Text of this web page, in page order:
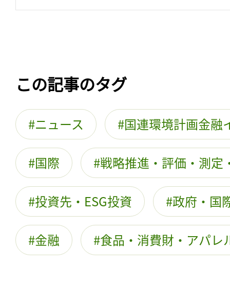
この記事のタグ
ニュース 国連環境計画金融
国際 戦略推進・評価・測定
投資先・ESG投資 政府・国
金融 食品・消費財・アパレ